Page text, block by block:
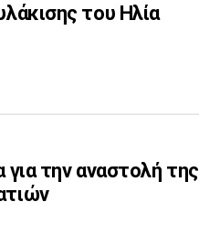
του Ηλία
την αναστολή της